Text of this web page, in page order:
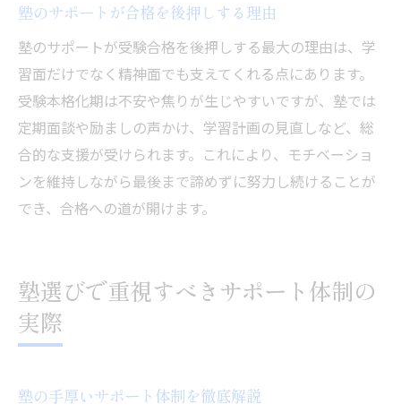
塾のサポートが合格を後押しする理由
塾のサポートが受験合格を後押しする最大の理由は、学
習面だけでなく精神面でも支えてくれる点にあります。
受験本格化期は不安や焦りが生じやすいですが、塾では
定期面談や励ましの声かけ、学習計画の見直しなど、総
合的な支援が受けられます。これにより、モチベーショ
ンを維持しながら最後まで諦めずに努力し続けることが
でき、合格への道が開けます。
塾選びで重視すべきサポート体制の
実際
塾の手厚いサポート体制を徹底解説